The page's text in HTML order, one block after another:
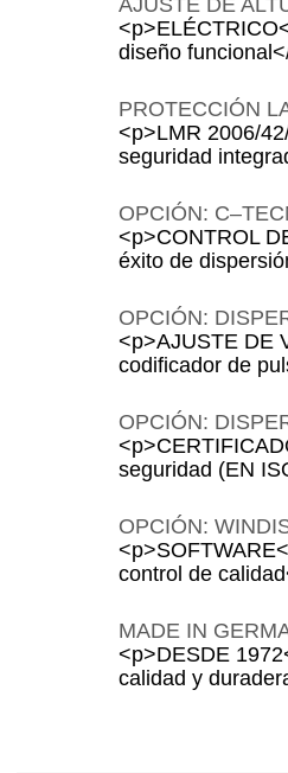
diseño
PROTECCIÓN
<p>LMR 2006/
seguridad
OPCIÓN:
<p>CONTROL
éxito de
OPCIÓN:
<p>AJUSTE DE
codificador de
OPCIÓN:
seguridad (EN
OPCIÓN:
control de
MADE IN
<p>DESDE
calidad y